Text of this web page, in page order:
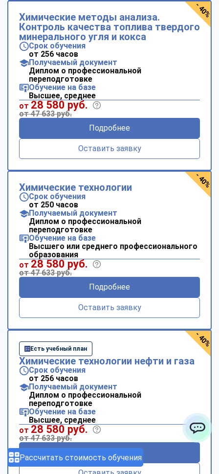
Рассчитать стоимость обучения
Химические методы анализа.
Контроль качества топлива твердого
минерального угля и кокса
Срок обучения
от 256 часов
Получаемый документ
Диплом о профессиональной
переподготовке
Обучение на базе
Высшее, среднее
от 28 580 руб.
от 47 633 руб.
Подробнее
Оставить заявку
- 40%
Химические технологии
Срок обучения
от 250 часов
Получаемый документ
Диплом о профессиональной
переподготовке
Обучение на базе
Высшего или среднего профессионального
образования
от 28 580 руб.
от 47 633 руб.
Подробнее
Оставить заявку
- 40%
Есть учебный план
Химические технологии нефти и газа
Срок обучения
от 256 часов
Получаемый документ
Диплом о профессиональной
переподготовке
Обучение на базе
Высшее, среднее
от 28 580 руб.
от 47 633 руб.
Подробнее
- 40%
ChatApp
online
Мессенджеры
Свяжитесь с нами через любой удобный мессенджер!
Telegram
Vkontakte EMail
ChatApp